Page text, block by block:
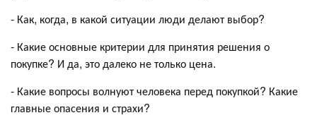
- Как, когда, в какой ситуации люди делают выбор?
- Какие основные критерии для принятия решения о
покупке? И да, это далеко не только цена.
- Какие вопросы волнуют человека перед покупкой? Какие
главные опасения и страхи?